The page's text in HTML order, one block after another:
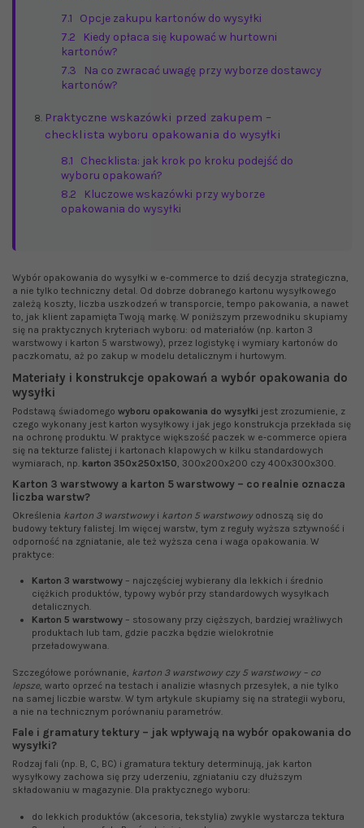
7.1
Opcje zakupu kartonów do wysyłki
7.2
Kiedy opłaca się kupować w hurtowni
kartonów?
7.3
Na co zwracać uwagę przy wyborze dostawcy
kartonów?
Praktyczne wskazówki przed zakupem –
checklista wyboru opakowania do wysyłki
8.1
Checklista: jak krok po kroku podejść do
wyboru opakowań?
8.2
Kluczowe wskazówki przy wyborze
opakowania do wysyłki
Wybór opakowania do wysyłki w e‑commerce to dziś decyzja strategiczna,
a nie tylko techniczny detal. Od dobrze dobranego kartonu wysyłkowego
zależą koszty, liczba uszkodzeń w transporcie, tempo pakowania, a nawet
to, jak klient zapamięta Twoją markę. W poniższym przewodniku skupiamy
się na praktycznych kryteriach wyboru: od materiałów (np. karton 3
warstwowy i karton 5 warstwowy), przez logistykę i wymiary kartonów do
paczkomatu, aż po zakup w modelu detalicznym i hurtowym.
Materiały i konstrukcje opakowań a wybór opakowania do
wysyłki
Podstawą świadomego wyboru opakowania do wysyłki jest zrozumienie, z
czego wykonany jest karton wysyłkowy i jak jego konstrukcja przekłada się
na ochronę produktu. W praktyce większość paczek w e‑commerce opiera
się na tekturze falistej i kartonach klapowych w kilku standardowych
wymiarach, np. karton 350x250x150, 300x200x200 czy 400x300x300.
Karton 3 warstwowy a karton 5 warstwowy – co realnie oznacza
liczba warstw?
Określenia karton 3 warstwowyi karton 5 warstwowyodnoszą się do
budowy tektury falistej. Im więcej warstw, tym z reguły wyższa sztywność i
odporność na zgniatanie, ale też wyższa cena i waga opakowania. W
praktyce:
Karton 3 warstwowy – najczęściej wybierany dla lekkich i średnio
ciężkich produktów, typowy wybór przy standardowych wysyłkach
detalicznych.
Karton 5 warstwowy – stosowany przy cięższych, bardziej wrażliwych
produktach lub tam, gdzie paczka będzie wielokrotnie
przeładowywana.
Szczegółowe porównanie, karton 3 warstwowy czy 5 warstwowy – co
lepsze, warto oprzeć na testach i analizie własnych przesyłek, a nie tylko
na samej liczbie warstw. W tym artykule skupiamy się na strategii wyboru,
a nie na technicznym porównaniu parametrów.
Fale i gramatury tektury – jak wpływają na wybór opakowania do
wysyłki?
Rodzaj fali (np. B, C, BC) i gramatura tektury determinują, jak karton
wysyłkowy zachowa się przy uderzeniu, zgniataniu czy dłuższym
składowaniu w magazynie. Dla praktycznego wyboru:
do lekkich produktów (akcesoria, tekstylia) zwykle wystarcza tektura